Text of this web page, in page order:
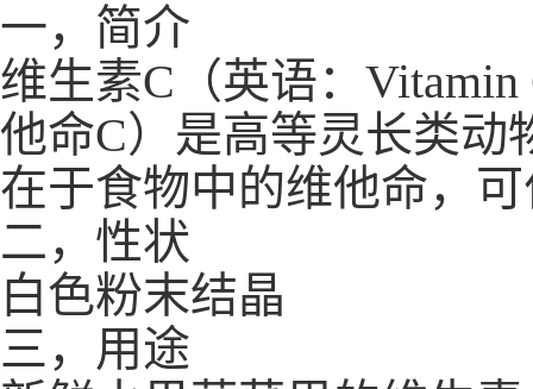
一，简介
维生素C（英语：
他命C）是高等灵长类动
在于食物中的维他命，
二，性状
白色粉末结晶
三，用途